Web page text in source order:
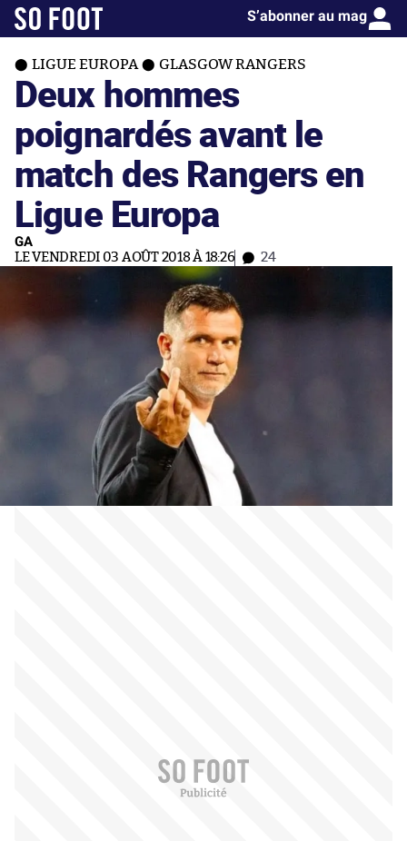
S’abonner au mag
LIGUE EUROPA GLASGOW RANGERS
Deux hommes
poignardés avant le
match des Rangers en
Ligue Europa
GA
LE VENDREDI 03 AOÛT 2018 À 18:26 24